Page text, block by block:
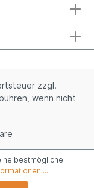
zzgl.
wenn nicht
bestmögliche
...